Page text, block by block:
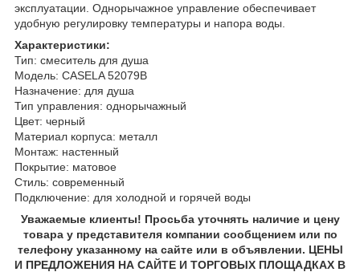
эксплуатации. Однорычажное управление обеспечивает
удобную регулировку температуры и напора воды.
Характеристики:
Тип: смеситель для душа
Модель: CASELA 52079B
Назначение: для душа
Тип управления: однорычажный
Цвет: черный
Материал корпуса: металл
Монтаж: настенный
Покрытие: матовое
Стиль: современный
Подключение: для холодной и горячей воды
Уважаемые клиенты! Просьба уточнять наличие и цену
товара у представителя компании сообщением или по
телефону указанному на сайте или в объявлении. ЦЕНЫ
И ПРЕДЛОЖЕНИЯ НА САЙТЕ И ТОРГОВЫХ ПЛОЩАДКАХ В